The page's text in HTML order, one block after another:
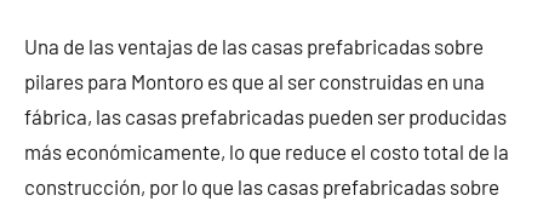
Una de las ventajas de las casas prefabricadas sobre
pilares para Montoro es que al ser construidas en una
fábrica, las casas prefabricadas pueden ser producidas
más económicamente, lo que reduce el costo total de la
construcción, por lo que las casas prefabricadas sobre